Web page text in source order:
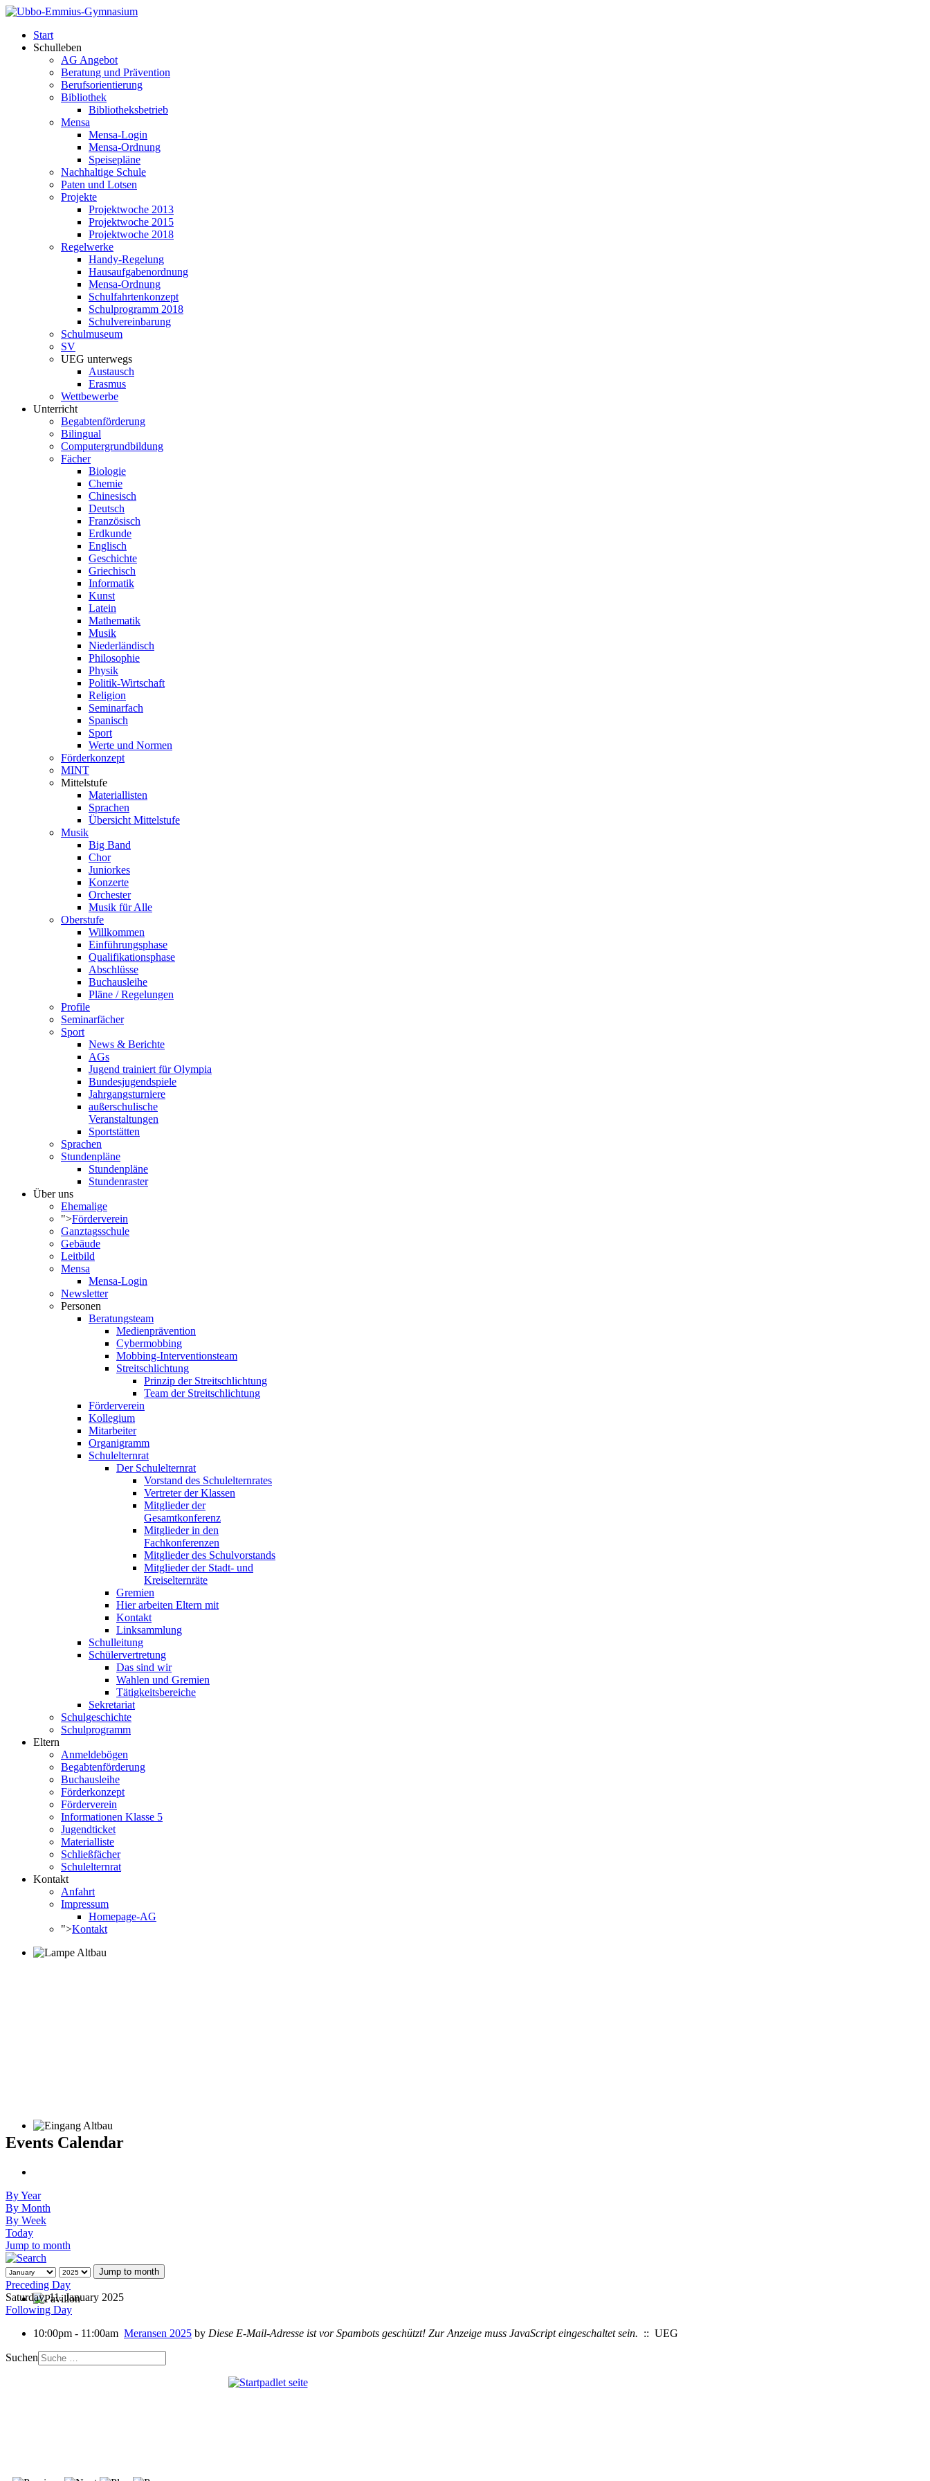
Start
Schulleben
AG Angebot
Beratung und Prävention
Berufsorientierung
Bibliothek
Bibliotheksbetrieb
Mensa
Mensa-Login
Mensa-Ordnung
Speisepläne
Nachhaltige Schule
Paten und Lotsen
Projekte
Projektwoche 2013
Projektwoche 2015
Projektwoche 2018
Regelwerke
Handy-Regelung
Hausaufgabenordnung
Mensa-Ordnung
Schulfahrtenkonzept
Schulprogramm 2018
Schulvereinbarung
Schulmuseum
SV
UEG unterwegs
Austausch
Erasmus
Wettbewerbe
Unterricht
Begabtenförderung
Bilingual
Computergrundbildung
Fächer
Biologie
Chemie
Chinesisch
Deutsch
Französisch
Erdkunde
Englisch
Geschichte
Griechisch
Informatik
Kunst
Latein
Mathematik
Musik
Niederländisch
Philosophie
Physik
Politik-Wirtschaft
Religion
Seminarfach
Spanisch
Sport
Werte und Normen
Förderkonzept
MINT
Mittelstufe
Materiallisten
Sprachen
Übersicht Mittelstufe
Musik
Big Band
Chor
Juniorkes
Konzerte
Orchester
Musik für Alle
Oberstufe
Willkommen
Einführungsphase
Qualifikationsphase
Abschlüsse
Buchausleihe
Pläne / Regelungen
Profile
Seminarfächer
Sport
News & Berichte
AGs
Jugend trainiert für Olympia
Bundesjugendspiele
Jahrgangsturniere
außerschulische
Veranstaltungen
Sportstätten
Sprachen
Stundenpläne
Stundenpläne
Stundenraster
Über uns
Ehemalige
">Förderverein
Ganztagsschule
Gebäude
Leitbild
Mensa
Mensa-Login
Newsletter
Personen
Beratungsteam
Medienprävention
Cybermobbing
Mobbing-Interventionsteam
Streitschlichtung
Prinzip der Streitschlichtung
Team der Streitschlichtung
Förderverein
Kollegium
Mitarbeiter
Organigramm
Schulelternrat
Der Schulelternrat
Vorstand des Schulelternrates
Vertreter der Klassen
Mitglieder der
Gesamtkonferenz
Mitglieder in den
Fachkonferenzen
Mitglieder des Schulvorstands
Mitglieder der Stadt- und
Kreiselternräte
Gremien
Hier arbeiten Eltern mit
Kontakt
Linksammlung
Schulleitung
Schülervertretung
Das sind wir
Wahlen und Gremien
Tätigkeitsbereiche
Sekretariat
Schulgeschichte
Schulprogramm
Eltern
Anmeldebögen
Begabtenförderung
Buchausleihe
Förderkonzept
Förderverein
Informationen Klasse 5
Jugendticket
Materialliste
Schließfächer
Schulelternrat
Kontakt
Anfahrt
Impressum
Homepage-AG
">Kontakt
Events Calendar
By Year
By Month
By Week
Today
Jump to month
Jump to month
Preceding Day
Saturday, 11. January 2025
Following Day
10:00pm - 11:00am Meransen 2025 by Diese E-Mail-Adresse ist vor Spambots geschützt! Zur Anzeige muss JavaScript eingeschaltet sein. :: UEG
Suchen